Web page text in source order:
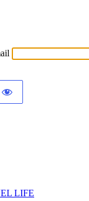
LIFE